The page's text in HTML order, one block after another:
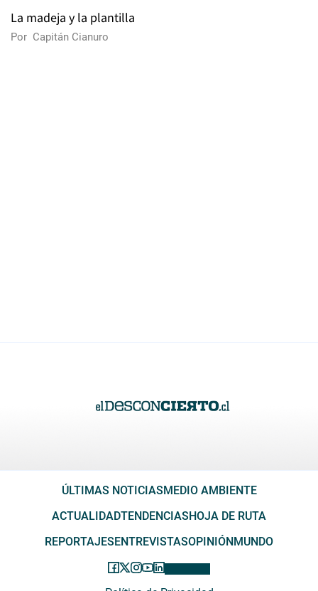
La madeja y la plantilla
Por Capitán Cianuro
ÚLTIMAS NOTICIASMEDIO AMBIENTE
ACTUALIDADTENDENCIASHOJA DE RUTA
REPORTAJESENTREVISTASOPINIÓNMUNDO